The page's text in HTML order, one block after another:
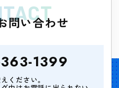
問い合わせ
1399
ください。